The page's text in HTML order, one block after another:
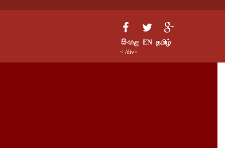
සිංහළ EN தமிழ்
< /div>